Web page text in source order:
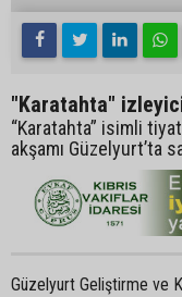
"Karatahta"
“Karatahta” isimli
akşamı Güzelyurt’ta
Güzelyurt Geliştirme ve